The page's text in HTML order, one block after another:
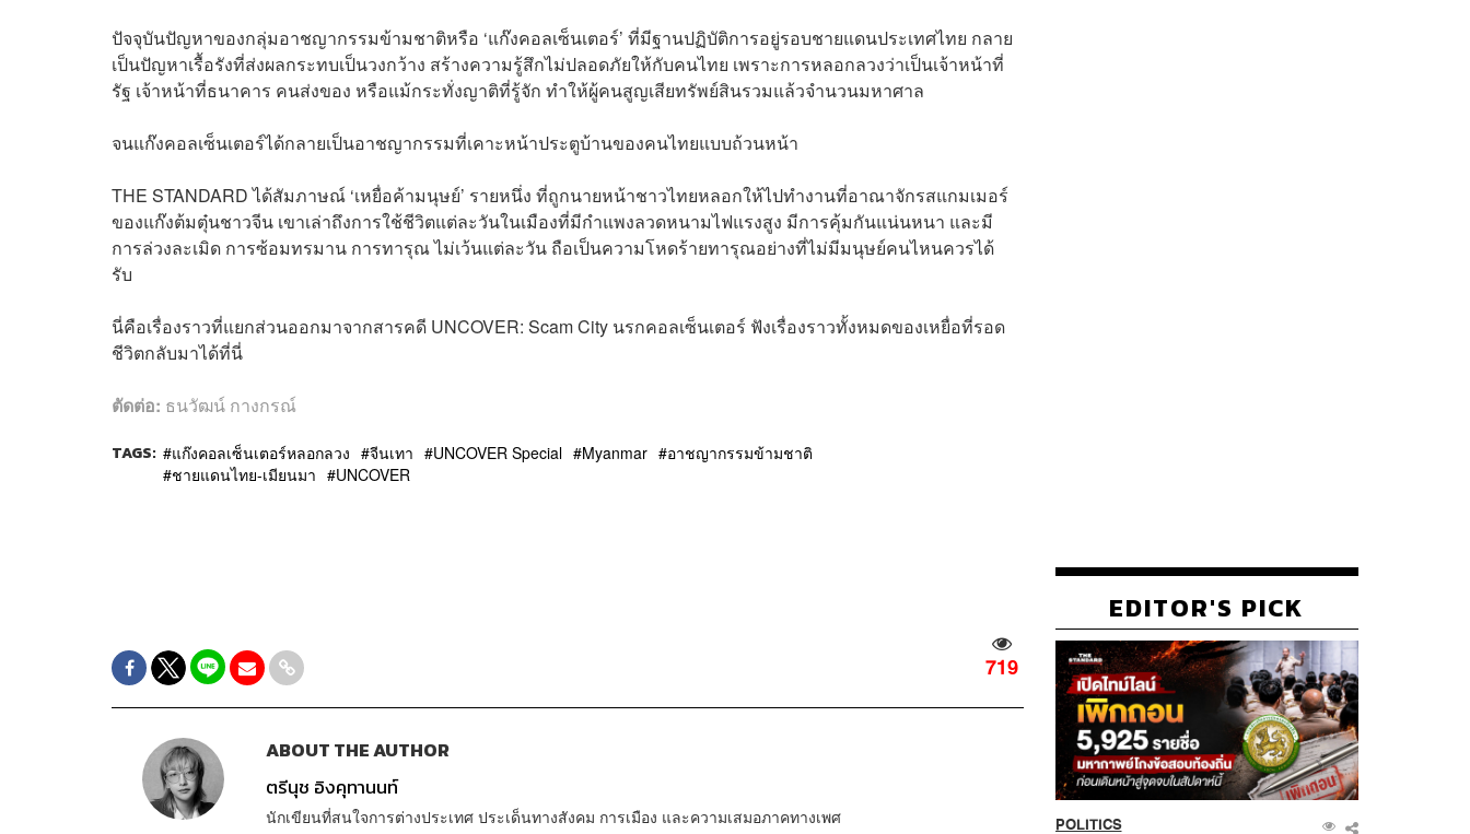
ปัจจุบันปัญหาของกลุ่มอาชญากรรมข้ามชาติหรือ ‘แก๊งคอลเซ็นเตอร์’ ที่มีฐานปฏิบัติการอยู่รอบชายแดนประเทศไทย กลาย
เป็นปัญหาเรื้อรังที่ส่งผลกระทบเป็นวงกว้าง สร้างความรู้สึกไม่ปลอดภัยให้กับคนไทย เพราะการหลอกลวงว่าเป็นเจ้าหน้าที่
รัฐ เจ้าหน้าที่ธนาคาร คนส่งของ หรือแม้กระทั่งญาติที่รู้จัก ทำให้ผู้คนสูญเสียทรัพย์สินรวมแล้วจำนวนมหาศาล
จนแก๊งคอลเซ็นเตอร์ได้กลายเป็นอาชญากรรมที่เคาะหน้าประตูบ้านของคนไทยแบบถ้วนหน้า
THE STANDARD ได้สัมภาษณ์ ‘เหยื่อค้ามนุษย์’ รายหนึ่ง ที่ถูกนายหน้าชาวไทยหลอกให้ไปทำงานที่อาณาจักรสแกมเมอร์
ของแก๊งต้มตุ๋นชาวจีน เขาเล่าถึงการใช้ชีวิตแต่ละวันในเมืองที่มีกำแพงลวดหนามไฟแรงสูง มีการคุ้มกันแน่นหนา และมี
การล่วงละเมิด การซ้อมทรมาน การทารุณ ไม่เว้นแต่ละวัน ถือเป็นความโหดร้ายทารุณอย่างที่ไม่มีมนุษย์คนไหนควรได้
รับ
นี่คือเรื่องราวที่แยกส่วนออกมาจากสารคดี UNCOVER: Scam City นรกคอลเซ็นเตอร์ ฟังเรื่องราวทั้งหมดของเหยื่อที่รอด
ชีวิตกลับมาได้ที่นี่
ตัดต่อ: ธนวัฒน์ กางกรณ์
TAGS: แก๊งคอลเซ็นเตอร์หลอกลวง จีนเทา UNCOVER Special Myanmar
อาชญากรรมข้ามชาติ
ชายแดนไทย-เมียนมา
UNCOVER
719
ABOUT THE AUTHOR
ตรีนุช อิงคุทานนท์
นักเขียนที่สนใจการต่างประเทศ ประเด็นทางสังคม การเมือง และความเสมอภาคทางเพศ
EDITOR'S PICK
POLITICS